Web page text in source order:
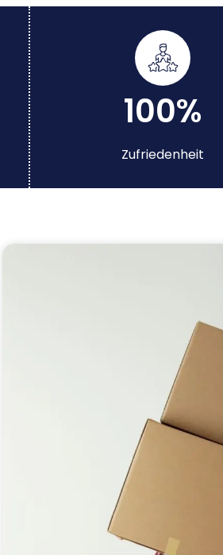
100%
Zufriedenheit